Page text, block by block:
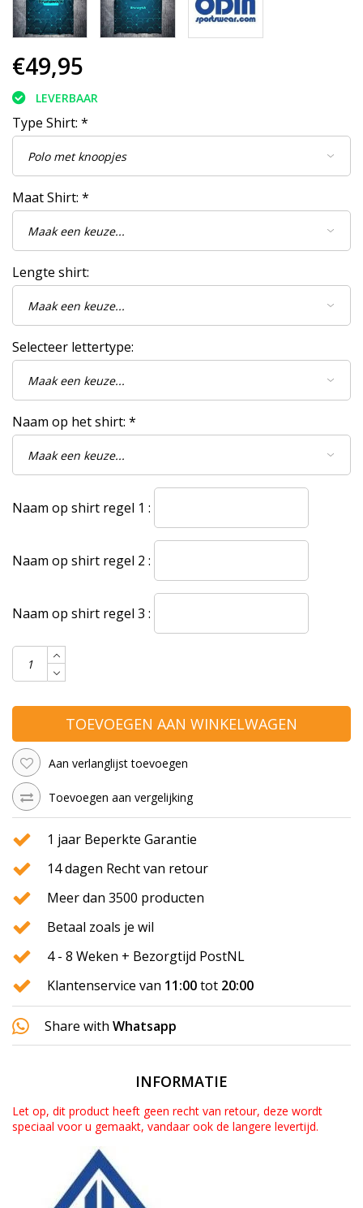
€49,95
LEVERBAAR
Type Shirt: *
Maat Shirt: *
Lengte shirt:
Selecteer lettertype:
Naam op het shirt: *
Naam op shirt regel 1 :
Naam op shirt regel 2 :
Naam op shirt regel 3 :
TOEVOEGEN AAN WINKELWAGEN
Aan verlanglijst toevoegen
Toevoegen aan vergelijking
1 jaar Beperkte Garantie
14 dagen Recht van retour
Meer dan 3500 producten
Betaal zoals je wil
4 - 8 Weken + Bezorgtijd PostNL
Klantenservice van 11:00tot 20:00
Share with Whatsapp
INFORMATIE
Let op, dit product heeft geen recht van retour, deze wordt
speciaal voor u gemaakt, vandaar ook de langere levertijd.